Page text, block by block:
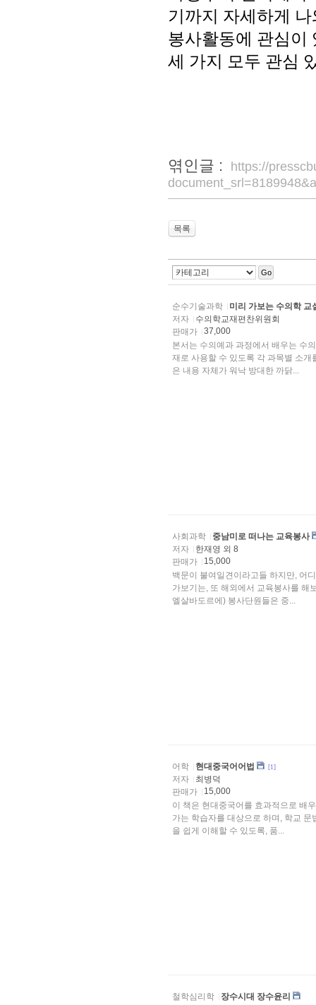
기까지 자세하게
봉사활동에 관심이
세 가지 모두 관심
엮인글 :
https://
목록
Go
순수기술과학
미리 가보는 수의학 교
저자
수의학교재편찬위원회
판매가
37,000
본서는 수의예과 과정에서 배우는 수
재로 사용할 수 있도록 각 과목별 소
은 내용 자체가 워낙 방대한 까닭...
사회과학
중남미로 떠나는 교육봉사
저자
한재영 외 8
판매가
15,000
백문이 불여일견이라고들 하지만, 어
가보기는, 또 해외에서 교육봉사를 해
엘살바도르에) 봉사단원들은 중...
어학 현대중국어어법 [1]
저자
최병덕
판매가
15,000
이 책은 현대중국어를 효과적으로 배
가는 학습자를 대상으로 하며, 학교
을 쉽게 이해할 수 있도록, 품...
철학심리학
장수시대 장수윤리